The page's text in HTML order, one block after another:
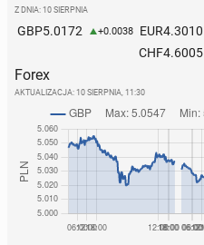
Z DNIA: 10 SIERPNIA
GBP5.0172 +0.0038 EUR4.3010
CHF4.6005
Forex
AKTUALIZACJA: 10 SIERPNIA, 11:30